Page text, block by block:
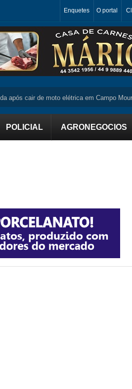
Enquetes O portal
cair de moto elétrica em Campo Mourão;
POLICIAL AGRONEGOCIOS